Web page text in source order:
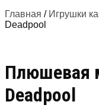
Главная / Игрушки
Deadpool
Плюшевая
Deadpool